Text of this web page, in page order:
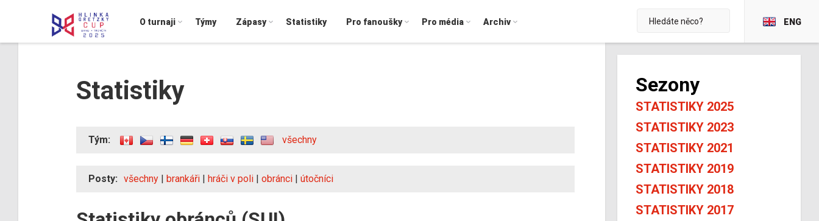
O turnaji Týmy Zápasy Statistiky Pro fanoušky Pro média Archiv ENG
Statistiky
Tým: všechny
Posty: všechny | brankáři | hráči v poli | obránci | útočníci
Sezony
STATISTIKY 2025
STATISTIKY 2023
STATISTIKY 2021
STATISTIKY 2019
STATISTIKY 2018
STATISTIKY 2017